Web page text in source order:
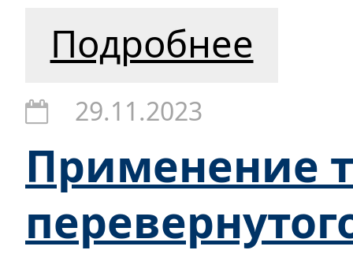
Подробнее
29.11.2023
Применение